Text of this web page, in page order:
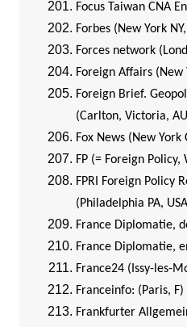
Focus Taiwan CNA
Forbes (New York
Forces network
Foreign Affairs (New
Foreign Brief.
(Carlton, Victoria,
Fox News (New York
FP (= Foreign Policy,
FPRI Foreign Policy
(Philadelphia PA,
France Diplomatie,
France Diplomatie,
France24 (Issy-les-
Franceinfo: (Paris, F)
Frankfurter